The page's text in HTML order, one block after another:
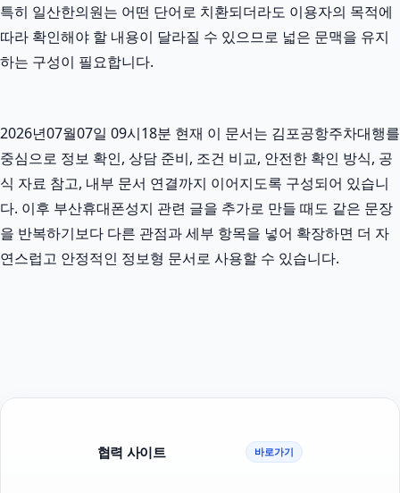
특히 일산한의원는 어떤 단어로 치환되더라도 이용자의 목적에
따라 확인해야 할 내용이 달라질 수 있으므로 넓은 문맥을 유지
하는 구성이 필요합니다.
2026년07월07일 09시18분 현재 이 문서는 김포공항주차대행를
중심으로 정보 확인, 상담 준비, 조건 비교, 안전한 확인 방식, 공
식 자료 참고, 내부 문서 연결까지 이어지도록 구성되어 있습니
다. 이후 부산휴대폰성지 관련 글을 추가로 만들 때도 같은 문장
을 반복하기보다 다른 관점과 세부 항목을 넣어 확장하면 더 자
연스럽고 안정적인 정보형 문서로 사용할 수 있습니다.
협력 사이트 바로가기